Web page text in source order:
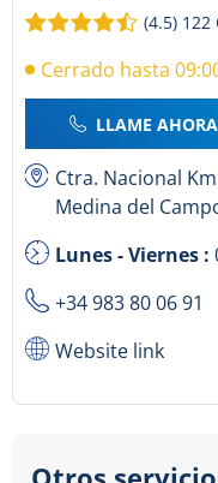
(4.5) 122
Cerrado hasta
LLAME AHORA
Ctra. Nacional
Medina del
Lunes - Viernes :
+34 983 80 06 91
Website link